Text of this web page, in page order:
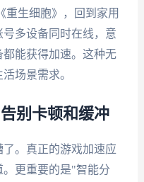
重生细胞》，回到家用
多设备同时在线，意
能获得加速。这种无
场景需求。
别卡顿和缓冲
。真正的游戏加速应
更重要的是"智能分